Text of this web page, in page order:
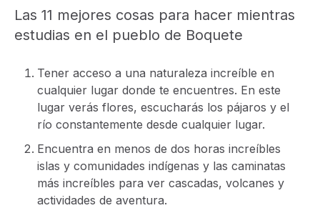
Las 11 mejores cosas para hacer mientras
estudias en el pueblo de Boquete
Tener acceso a una naturaleza increíble en
cualquier lugar donde te encuentres. En este
lugar verás flores, escucharás los pájaros y el
río constantemente desde cualquier lugar.
Encuentra en menos de dos horas increíbles
islas y comunidades indígenas y las caminatas
más increíbles para ver cascadas, volcanes y
actividades de aventura.